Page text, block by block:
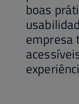
boas
empresa